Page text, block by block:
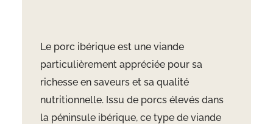
Le porc ibérique est une viande
particulièrement appréciée pour sa
richesse en saveurs et sa qualité
nutritionnelle. Issu de porcs élevés dans
la péninsule ibérique, ce type de viande